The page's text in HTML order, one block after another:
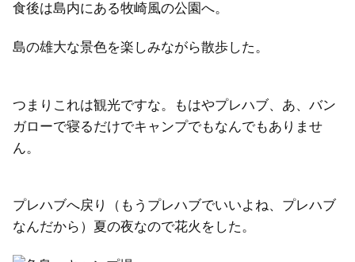
食後は島内にある牧崎風の公園へ。
島の雄大な景色を楽しみながら散歩した。
つまりこれは観光ですな。もはやプレハブ、あ、バン
ガローで寝るだけでキャンプでもなんでもありませ
ん。
プレハブへ戻り（もうプレハブでいいよね、プレハブ
なんだから）夏の夜なので花火をした。